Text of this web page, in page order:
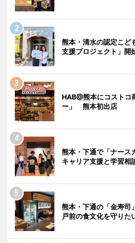
熊本・清水の認定こど
支援プロジェクト」開
HAB@熊本にコストコ
ー」 熊本初出店
熊本・下通で「ナー
キャリア支援と学習相
熊本・下通の「金寿
戸前の食文化を守りた